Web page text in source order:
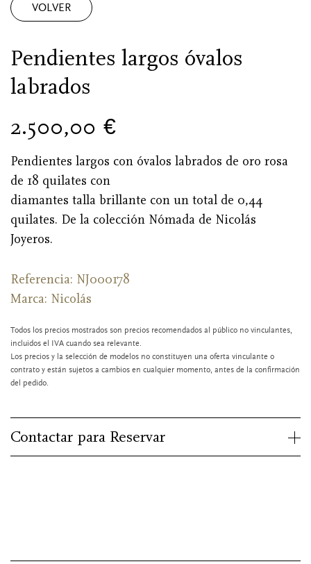
VOLVER
Pendientes largos óvalos
labrados
2.500,00 €
Pendientes largos con óvalos labrados de oro rosa
de 18 quilates con
diamantes talla brillante con un total de 0,44
quilates. De la colección Nómada de Nicolás
Joyeros.
Referencia: NJ000178
Marca: Nicolás
Todos los precios mostrados son precios recomendados al público no vinculantes,
incluidos el IVA cuando sea relevante.
Los precios y la selección de modelos no constituyen una oferta vinculante o
contrato y están sujetos a cambios en cualquier momento, antes de la confirmación
del pedido.
Contactar para Reservar